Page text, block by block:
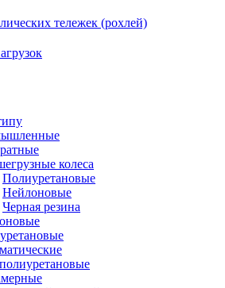
тележек (рохлей)
колеса
Полиуретановые
Нейлоновые
Черная резина